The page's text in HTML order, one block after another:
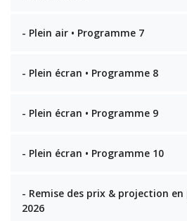
- Plein air • Programme 7
- Plein écran • Programme 8
- Plein écran • Programme 9
- Plein écran • Programme 10
- Remise des prix & projection
2026